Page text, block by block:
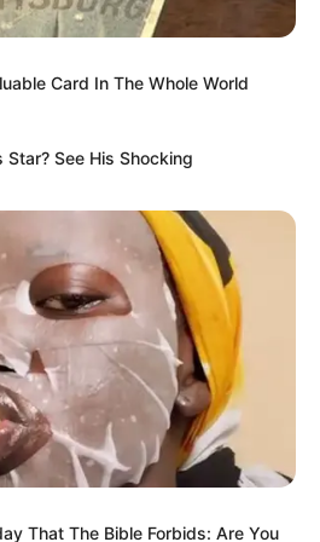
Giraldo
Card In The Whole World
See His Shocking
That The Bible Forbids: Are You